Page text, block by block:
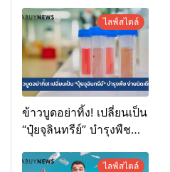
ไลฟ์สไตล์
ข้าวบูดอย่าทิ้ง! เปลี่ยนเป็น
“ปุ๋ยจุลินทรีย์” บำรุงพืช
ไลฟ์สไตล์